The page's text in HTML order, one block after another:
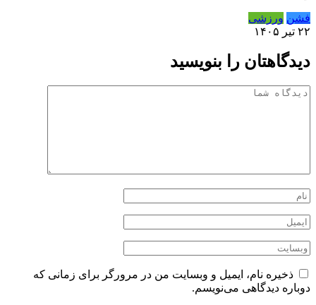
فشن ورزشی
۲۲ تیر ۱۴۰۵
دیدگاهتان را بنویسید
ذخیره نام، ایمیل و وبسایت من در مرورگر برای زمانی که
دوباره دیدگاهی می‌نویسم.